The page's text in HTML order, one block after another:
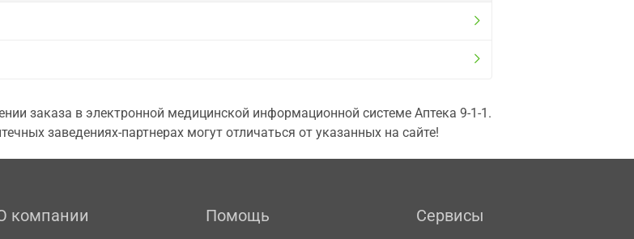
заказа в электронной медицинской информационной системе Аптека 9-1-1.
заведениях-партнерах могут отличаться от указанных на сайте!
компании Помощь Сервисы